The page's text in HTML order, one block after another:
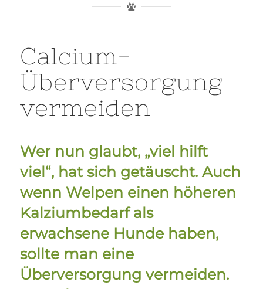
Calcium-
Überversorgung
vermeiden
Wer nun glaubt, „viel hilft
viel“, hat sich getäuscht. Auch
wenn Welpen einen höheren
Kalziumbedarf als
erwachsene Hunde haben,
sollte man eine
Überversorgung vermeiden.